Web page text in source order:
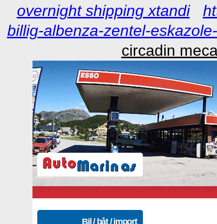
overnight shipping xtandi
billig-albenza-zentel-
circadin
Bil / båt / import